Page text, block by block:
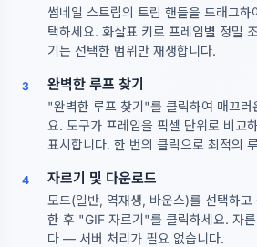
썸네일 스트립의 트림 핸들을 드래그
택하세요. 화살표 키로 프레임별 정밀
기는 선택한 범위만 재생합니다.
3 완벽한 루프 찾기
"완벽한 루프 찾기"를 클릭하여 매끄러
요. 도구가 프레임을 픽셀 단위로 비교
표시합니다. 한 번의 클릭으로 최적의
4 자르기 및 다운로드
모드(일반, 역재생, 바운스)를 선택하고
한 후 "GIF 자르기"를 클릭하세요. 자
다 — 서버 처리가 필요 없습니다.